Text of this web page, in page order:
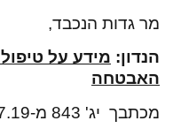
מר גדות הנכבד,
הנדון: מידע על טיפול
האבטחה
מכתבך יג' 843 מ-2.7.19